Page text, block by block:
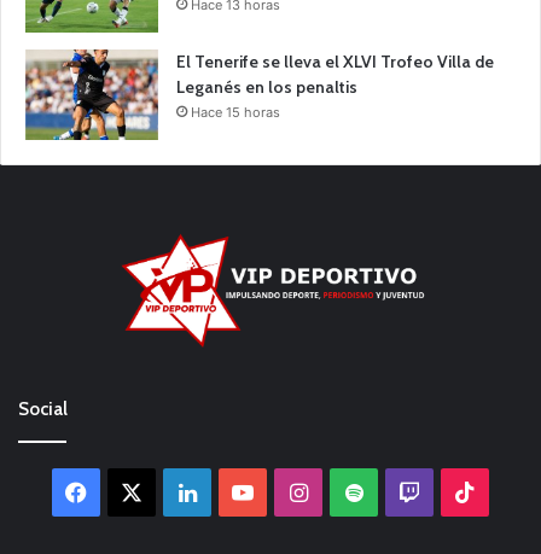
Hace 13 horas
El Tenerife se lleva el XLVI Trofeo Villa de
Leganés en los penaltis
Hace 15 horas
Social
Facebook LinkedInYouTubeInstagram
Spotify Twitch